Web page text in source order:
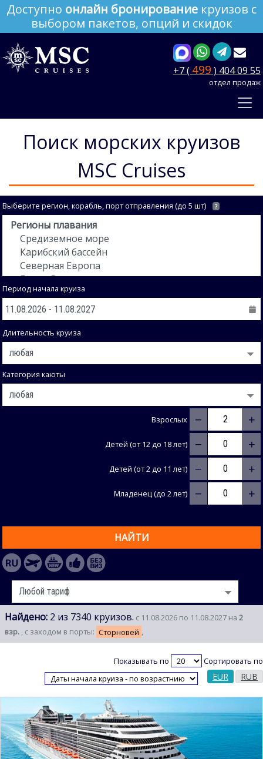
Доступно онлайн бронирование круизов с
выбором пакетов, опций и скидок
+7 ( 499 ) 404 09 55
отдел продаж
Поиск морских круизов
MSC Cruises
Выберите регион, корабль, порт отправления (до 5 шт) ?
Период начала круиза
Длительность круиза
Категория каюты
Взрослых − +
Детей (от 12 до 18 лет) − +
Детей (от 2 до 11 лет) − +
Младенец (до 2 лет) − +
НАЙТИ
Найдено: 2 из 7340 круизов. с 11.08.2026 по 11.08.2027 на 2
взр. , с заходом в порты: Сторновей ,
Показывать по Сортировать по
EUR RUB